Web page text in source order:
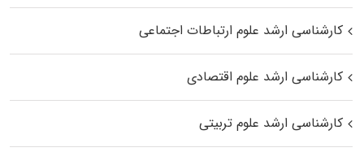
کارشناسی ارشد علوم ارتباطات اجتماعی
کارشناسی ارشد علوم اقتصادی
کارشناسی ارشد علوم تربیتی